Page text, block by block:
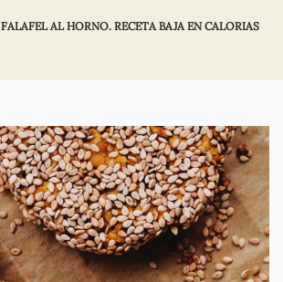
FALAFEL AL HORNO. RECETA BAJA EN CALORIAS